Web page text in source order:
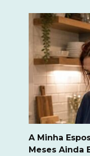
A Minha
Meses Ainda